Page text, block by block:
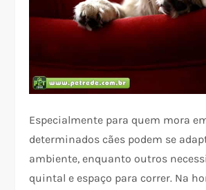
Especialmente para quem mora
determinados cães podem se
ambiente, enquanto outros
quintal e espaço para correr. Na